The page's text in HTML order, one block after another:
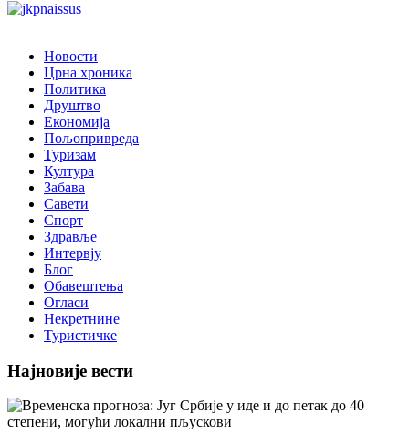
Новости
Црна хроника
Политика
Друштво
Економија
Пољопривреда
Туризам
Култура
Забава
Савети
Спорт
Здравље
Интервју
Блог
Обавештења
Огласи
Некретнине
Туристичке
Најновије вести